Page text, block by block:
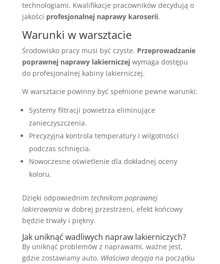
technologiami. Kwalifikacje pracowników decydują o
jakości profesjonalnej naprawy karoserii.
Warunki w warsztacie
Środowisko pracy musi być czyste. Przeprowadzanie
poprawnej naprawy lakierniczejwymaga dostępu
do profesjonalnej kabiny lakierniczej.
W warsztacie powinny być spełnione pewne warunki:
Systemy filtracji powietrza eliminujące
zanieczyszczenia.
Precyzyjna kontrola temperatury i wilgotności
podczas schnięcia.
Nowoczesne oświetlenie dla dokładnej oceny
koloru.
Dzięki odpowiednim technikom poprawnej
lakierowaniaw dobrej przestrzeni, efekt końcowy
będzie trwały i piękny.
Jak uniknąć wadliwych napraw lakierniczych?
By uniknąć problemów z naprawami, ważne jest,
gdzie zostawiamy auto. Właściwa decyzjana początku